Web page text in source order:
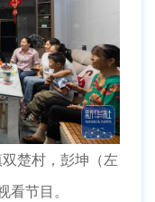
楚村，彭坤（左
节目。